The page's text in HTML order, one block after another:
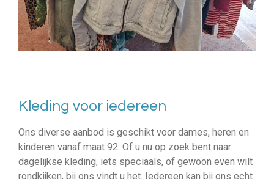
Kleding voor iedereen
Ons diverse aanbod is geschikt voor dames, heren en
kinderen vanaf maat 92. Of u nu op zoek bent naar
dagelijkse kleding, iets speciaals, of gewoon even wilt
rondkijken, bij ons vindt u het. Iedereen kan bij ons echt